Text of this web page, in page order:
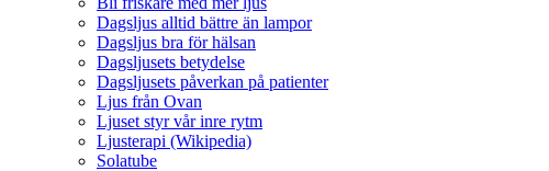
Dagsljus alltid bättre än lampor
Dagsljus bra för hälsan
Dagsljusets betydelse
Dagsljusets påverkan på patienter
Ljus från Ovan
Ljuset styr vår inre rytm
Ljusterapi (Wikipedia)
Solatube